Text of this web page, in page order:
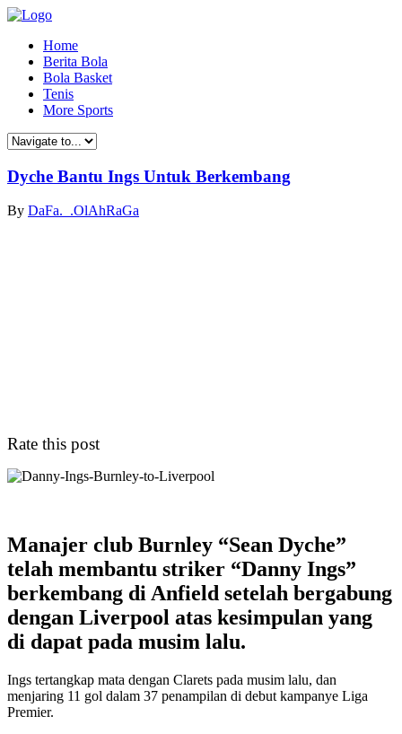
Home
Berita Bola
Bola Basket
Tenis
More Sports
Dyche Bantu Ings Untuk Berkembang
By DaFa._.OlAhRaGa
Rate this post
Manajer club Burnley “Sean Dyche”
telah membantu striker “Danny Ings”
berkembang di Anfield setelah bergabung
dengan Liverpool atas kesimpulan yang
di dapat pada musim lalu.
Ings tertangkap mata dengan Clarets pada musim lalu, dan
menjaring 11 gol dalam 37 penampilan di debut kampanye Liga
Premier.